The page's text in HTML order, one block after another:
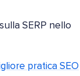
SERP nello
pratica SEO